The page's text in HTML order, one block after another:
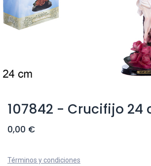
107842 - Crucifijo 24
0,00 €
Términos y condiciones